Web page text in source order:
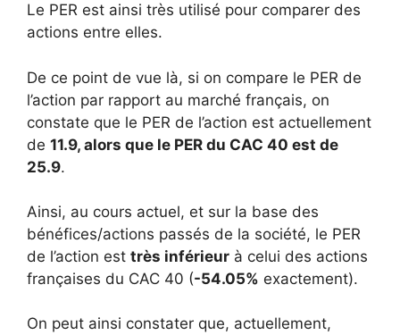
Le PER est ainsi très utilisé pour comparer des
actions entre elles.
De ce point de vue là, si on compare le PER de
l’action par rapport au marché français, on
constate que le PER de l’action est actuellement
de 11.9, alors que le PER du CAC 40 est de
25.9.
Ainsi, au cours actuel, et sur la base des
bénéfices/actions passés de la société, le PER
de l’action est très inférieur à celui des actions
françaises du CAC 40 (-54.05% exactement).
On peut ainsi constater que, actuellement,